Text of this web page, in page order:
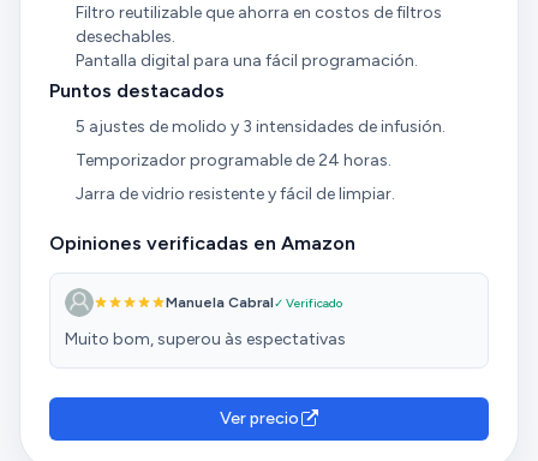
Filtro reutilizable que ahorra en costos de filtros
desechables.
Pantalla digital para una fácil programación.
Puntos destacados
5 ajustes de molido y 3 intensidades de infusión.
Temporizador programable de 24 horas.
Jarra de vidrio resistente y fácil de limpiar.
Opiniones verificadas en Amazon
Manuela Cabral✓ Verificado
Muito bom, superou às espectativas
Ver precio